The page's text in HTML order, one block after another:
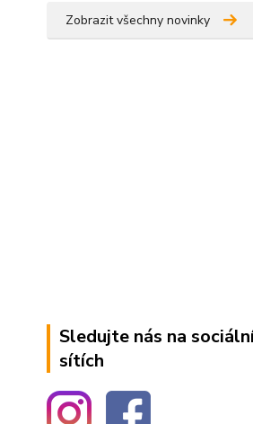
Zobrazit všechny novinky
Sledujte nás na
sítích